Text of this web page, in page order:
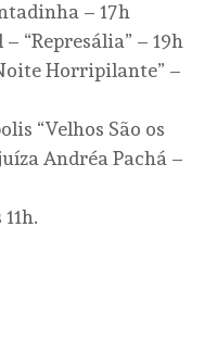
– 17h
“Represália” – 19h
Horripilante” –
“Velhos São os
Andréa Pachá –